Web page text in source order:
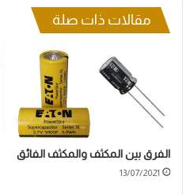
مقالات ذات صلة
الفرق بين المكثف والمكثف الفائق
13/07/2021